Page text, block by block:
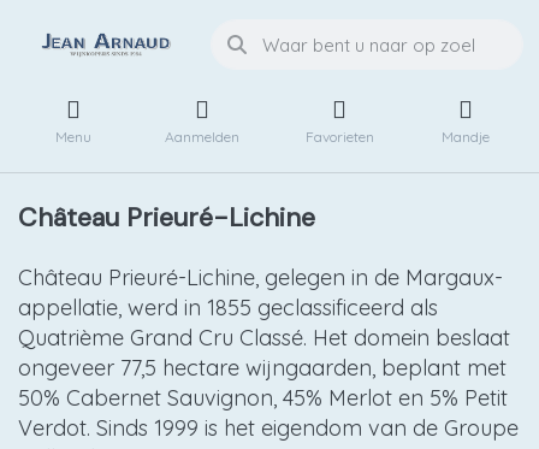
Menu Aanmelden Favorieten Mandje
Château Prieuré-Lichine
Château Prieuré-Lichine, gelegen in de Margaux-
appellatie, werd in 1855 geclassificeerd als
Quatrième Grand Cru Classé. Het domein beslaat
ongeveer 77,5 hectare wijngaarden, beplant met
50% Cabernet Sauvignon, 45% Merlot en 5% Petit
Verdot. Sinds 1999 is het eigendom van de Groupe